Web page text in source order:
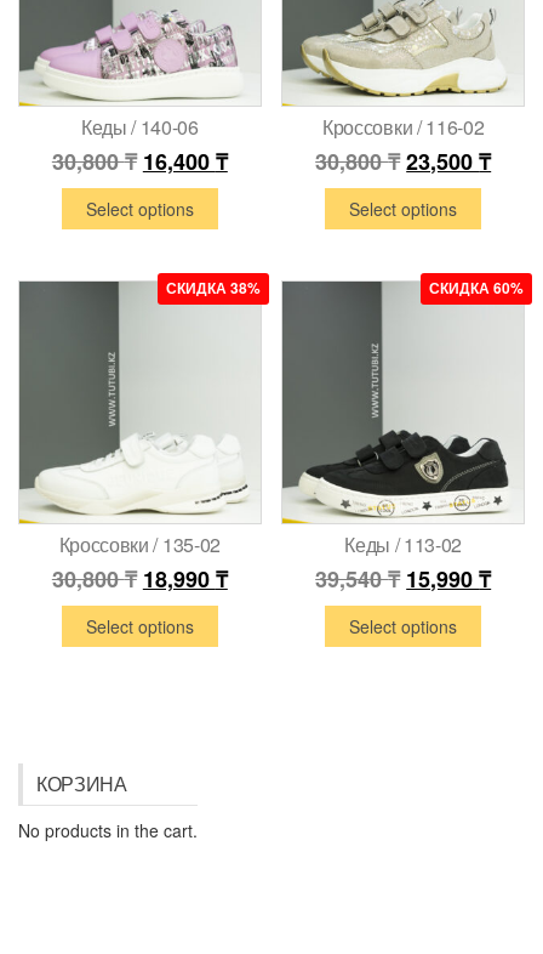
Кеды / 140-06
30,800₸ 16,400₸
Select options
Кроссовки / 116-02
30,800₸23,500₸
Select options
СКИДКА 38%
Кроссовки / 135-02
30,800₸ 18,990₸
Select options
СКИДКА 60%
Кеды / 113-02
39,540₸ 15,990₸
Select options
КОРЗИНА
No products in the cart.